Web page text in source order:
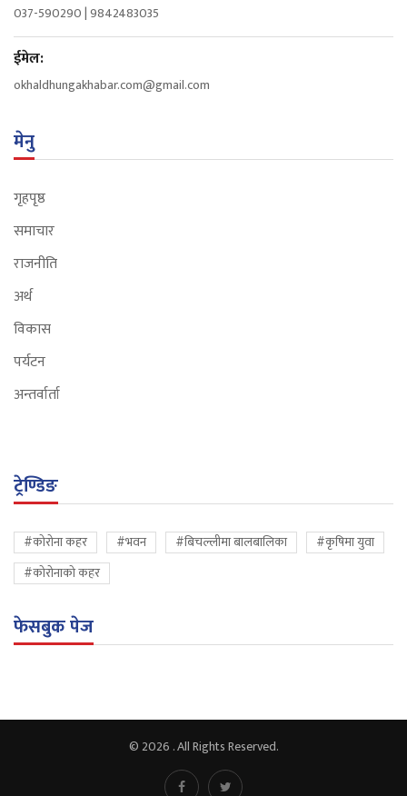
037-590290 | 9842483035
ईमेल:
okhaldhungakhabar.com@gmail.com
मेनु
गृहपृष्ठ
समाचार
राजनीति
अर्थ
विकास
पर्यटन
अन्तर्वार्ता
ट्रेण्डिङ
#कोरोना कहर #भवन #बिचल्लीमा बालबालिका
#कृषिमा युवा
#कोरोनाको कहर
फेसबुक पेज
© 2026 . All Rights Reserved.